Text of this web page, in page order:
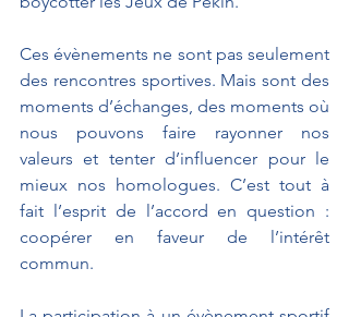
Ces évènements ne sont pas seulement
des rencontres sportives. Mais sont des
moments d’échanges, des moments où
nous pouvons faire rayonner nos
valeurs et tenter d’influencer pour le
mieux nos homologues. C’est tout à
fait l’esprit de l’accord en question :
coopérer en faveur de l’intérêt
commun.